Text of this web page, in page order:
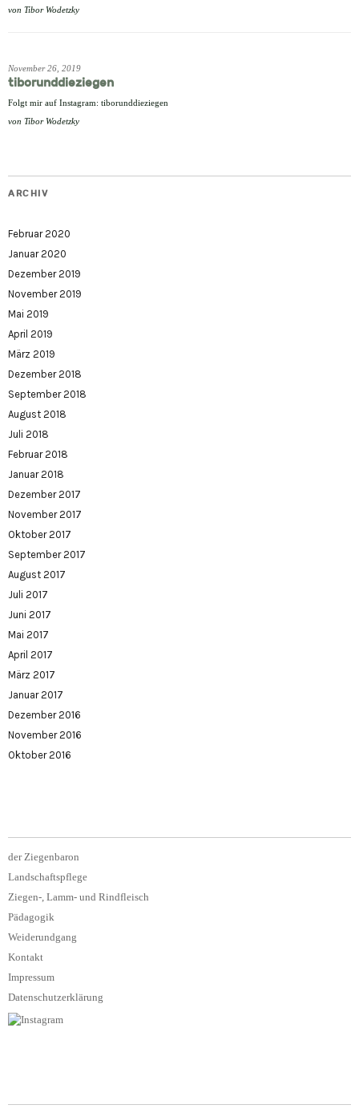
von Tibor Wodetzky
November 26, 2019
tiborunddieziegen
Folgt mir auf Instagram: tiborunddieziegen
von Tibor Wodetzky
ARCHIV
Februar 2020
Januar 2020
Dezember 2019
November 2019
Mai 2019
April 2019
März 2019
Dezember 2018
September 2018
August 2018
Juli 2018
Februar 2018
Januar 2018
Dezember 2017
November 2017
Oktober 2017
September 2017
August 2017
Juli 2017
Juni 2017
Mai 2017
April 2017
März 2017
Januar 2017
Dezember 2016
November 2016
Oktober 2016
der Ziegenbaron
Landschaftspflege
Ziegen-, Lamm- und Rindfleisch
Pädagogik
Weiderundgang
Kontakt
Impressum
Datenschutzerklärung